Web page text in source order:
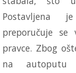
Postavljena
preporučuje se
pravce. Zbog
na autoputu